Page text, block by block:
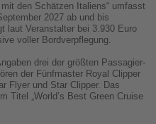
den Schätzen Italiens“ umfasst
2027 ab und bis
laut Veranstalter bei 3.930 Euro
voller Bordverpflegung.
drei der größten Passagier-
der Fünfmaster Royal Clipper
Flyer und Star Clipper. Das
Titel „World’s Best Green Cruise